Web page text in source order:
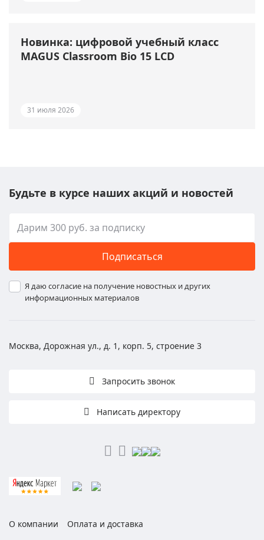
Новинка: цифровой учебный класс
MAGUS Classroom Bio 15 LCD
31 июля 2026
Будьте в курсе наших акций и новостей
Подписаться
Я даю согласие на получение новостных и других
информационных материалов
Москва, Дорожная ул., д. 1, корп. 5, строение 3
Запросить звонок
Написать директору
О компании
Оплата и доставка